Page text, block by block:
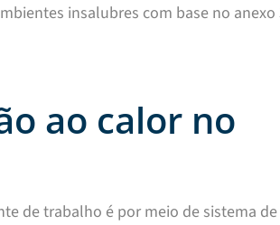
insalubres com base no anexo
ao calor no
de trabalho é por meio de sistema